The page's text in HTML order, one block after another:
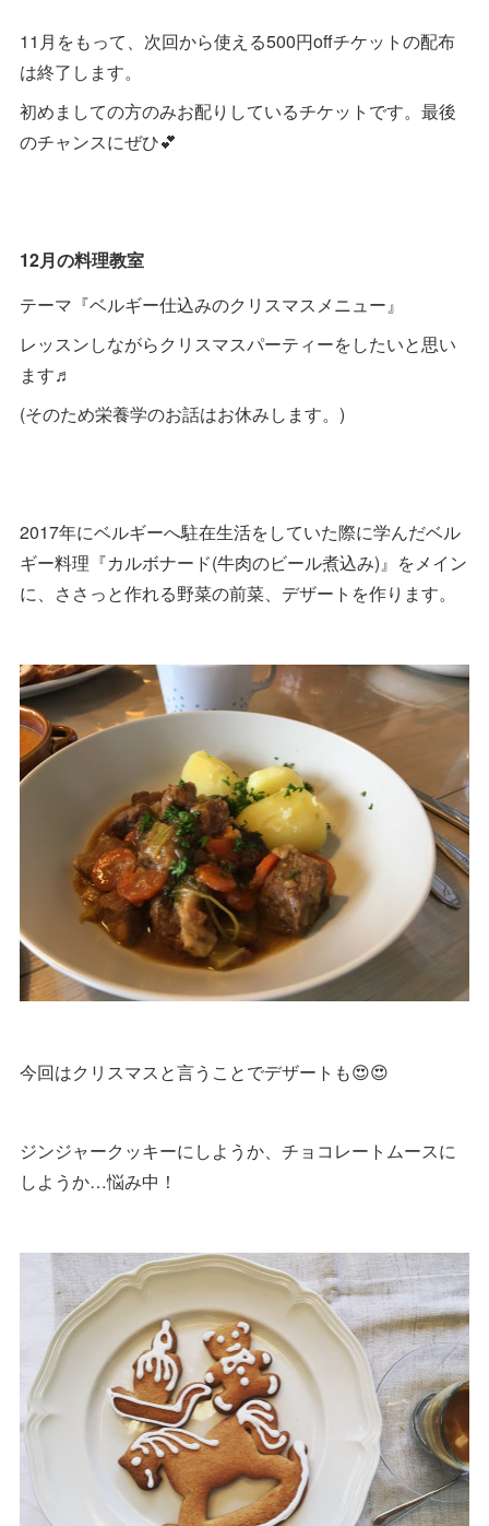
11月をもって、次回から使える500円offチケットの配布
は終了します。
初めましての方のみお配りしているチケットです。最後
のチャンスにぜひ💕
12月の料理教室
テーマ『ベルギー仕込みのクリスマスメニュー』
レッスンしながらクリスマスパーティーをしたいと思い
ます♬
(そのため栄養学のお話はお休みします。)
2017年にベルギーへ駐在生活をしていた際に学んだベル
ギー料理『カルボナード(牛肉のビール煮込み)』をメイン
に、ささっと作れる野菜の前菜、デザートを作ります。
今回はクリスマスと言うことでデザートも😍😍
ジンジャークッキーにしようか、チョコレートムースに
しようか…悩み中！